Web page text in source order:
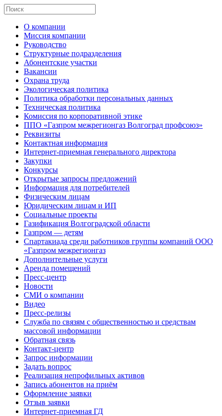
О компании
Миссия компании
Руководство
Структурные подразделения
Абонентские участки
Вакансии
Охрана труда
Экологическая политика
Политика обработки персональных данных
Техническая политика
Комиссия по корпоративной этике
ППО «Газпром межрегионгаз Волгоград профсоюз»
Реквизиты
Контактная информация
Интернет-приемная генерального директора
Закупки
Конкурсы
Открытые запросы предложений
Информация для потребителей
Физическим лицам
Юридическим лицам и ИП
Социальные проекты
Газификация Волгоградской области
Газпром — детям
Спартакиада среди работников группы компаний ООО
«Газпром межрегионгаз
Дополнительные услуги
Аренда помещений
Пресс-центр
Новости
СМИ о компании
Видео
Пресс-релизы
Служба по связям с общественностью и средствам
массовой информации
Обратная связь
Контакт-центр
Запрос информации
Задать вопрос
Реализация непрофильных активов
Запись абонентов на приём
Оформление заявки
Отзыв заявки
Интернет-приемная ГД